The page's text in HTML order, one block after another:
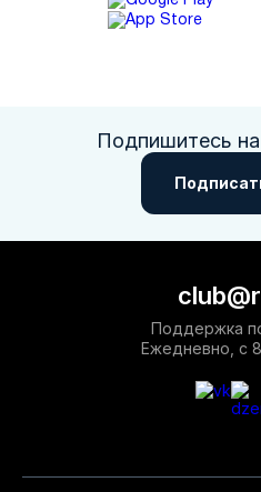
Подпишитесь
Поддержка
Ежедневно, с